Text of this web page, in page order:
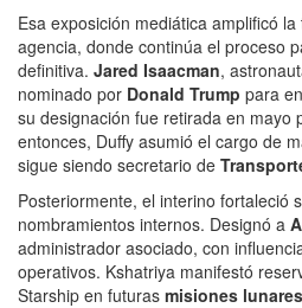
Esa exposición mediática amplificó
agencia, donde continúa el proceso
definitiva. Jared Isaacman,
nominado por Donald Trump para
su designación fue retirada en mayo
entonces, Duffy asumió el cargo de
sigue siendo secretario de
Posteriormente, el interino fortaleció
nombramientos internos. Designó a
administrador asociado, con
operativos. Kshatriya manifestó
Starship en futuras misiones lunares